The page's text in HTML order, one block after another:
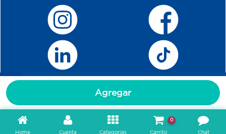
Agregar
Home Cuenta Categorias
0
Carrito Chat